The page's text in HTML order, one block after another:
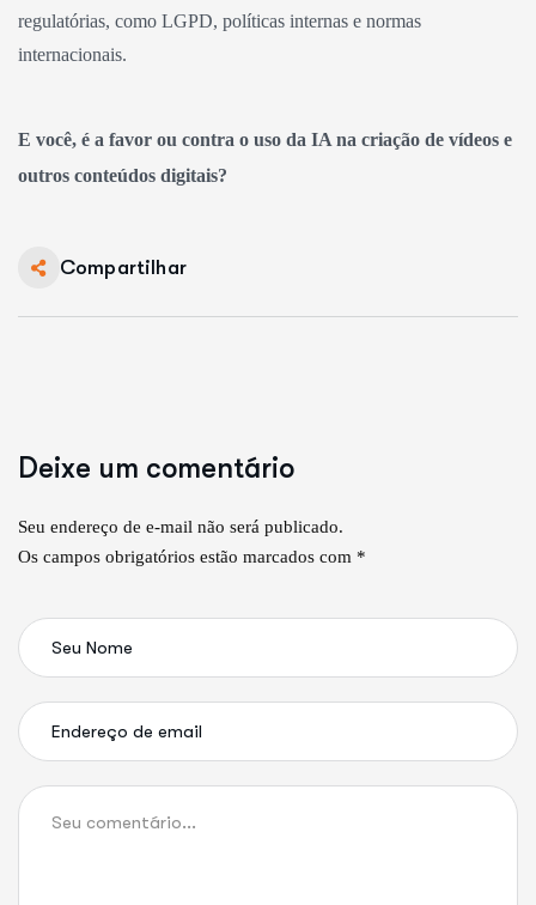
regulatórias, como LGPD, políticas internas e normas
internacionais.
E você, é a favor ou contra o uso da IA na criação de vídeos e
outros conteúdos digitais?
Compartilhar
Deixe um comentário
Seu endereço de e-mail não será publicado.
Os campos obrigatórios estão marcados com *